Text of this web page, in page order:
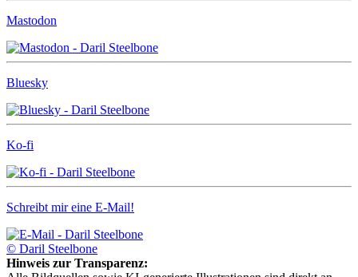
Mastodon
Bluesky
Ko-fi
Schreibt mir eine E-Mail!
© Daril Steelbone
Hinweis zur Transparenz: